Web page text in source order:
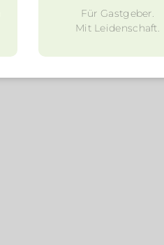
Für Gastgeber.
Mit Leidenschaft.